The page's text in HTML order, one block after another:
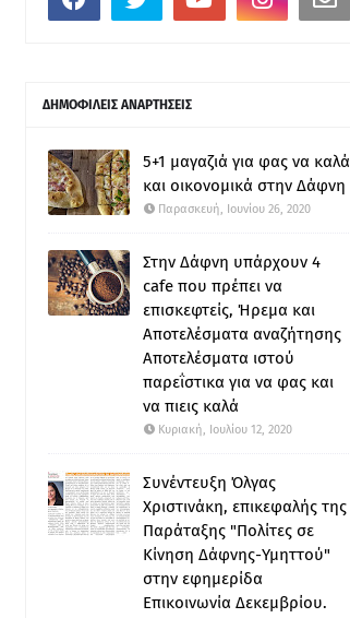
ΔΗΜΟΦΙΛΕΙΣ ΑΝΑΡΤΗΣΕΙΣ
5+1 μαγαζιά για φας να καλά
και οικονομικά στην Δάφνη
Παρασκευή, Ιουνίου 26, 2020
Στην Δάφνη υπάρχουν 4
cafe που πρέπει να
επισκεφτείς, Ήρεμα και
Αποτελέσματα αναζήτησης
Αποτελέσματα ιστού
παρεΐστικα για να φας και
να πιεις καλά
Κυριακή, Ιουλίου 12, 2020
Συνέντευξη Όλγας
Χριστινάκη, επικεφαλής της
Παράταξης "Πολίτες σε
Κίνηση Δάφνης-Υμηττού"
στην εφημερίδα
Επικοινωνία Δεκεμβρίου.